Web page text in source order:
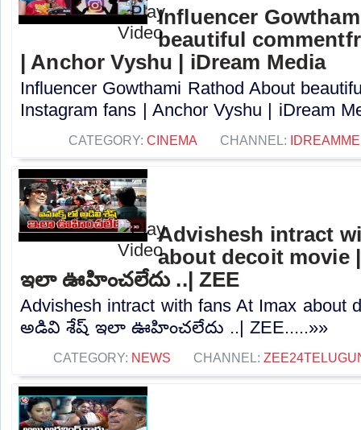
Influencer
beautiful
| Anchor Vyshu | iDream Media
Influencer Gowthami Rathod About
Instagram fans | Anchor Vyshu | iDream
CATEGORY: CINEMA CHANNEL:
Advishesh intract
about decoit
ఇలా ఊహించలేదు ..| ZEE
Advishesh intract with fans At Imax
అడివి శేష్ ఇలా ఊహించలేదు ..| ZEE.....»»
CATEGORY: NEWS CHANNEL: